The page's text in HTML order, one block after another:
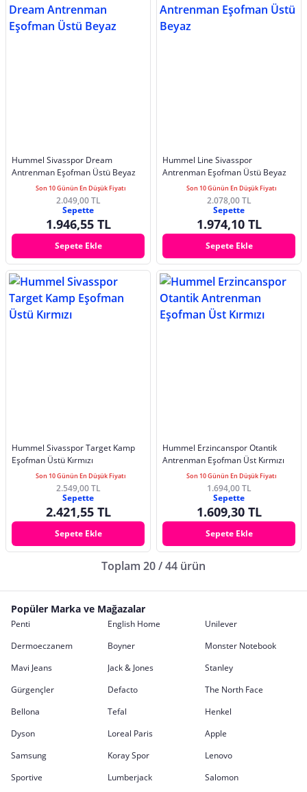
Hummel Sivasspor Dream
Antrenman Eşofman Üstü Beyaz
Son 10 Günün En Düşük Fiyatı
2.049,00 TL
Sepette
1.946,55 TL
Sepete Ekle
Hummel Line Sivasspor
Antrenman Eşofman Üstü Beyaz
Son 10 Günün En Düşük Fiyatı
2.078,00 TL
Sepette
1.974,10 TL
Sepete Ekle
Hummel Sivasspor Target Kamp
Eşofman Üstü Kırmızı
Son 10 Günün En Düşük Fiyatı
2.549,00 TL
Sepette
2.421,55 TL
Sepete Ekle
Hummel Erzincanspor Otantik
Antrenman Eşofman Üst Kırmızı
Son 10 Günün En Düşük Fiyatı
1.694,00 TL
Sepette
1.609,30 TL
Sepete Ekle
Toplam 20 / 44 ürün
Popüler Marka ve Mağazalar
Penti English Home
Unilever
Dermoeczanem
Boyner
Monster Notebook
Mavi Jeans
Jack & Jones
Stanley
Gürgençler
Defacto
The North Face
Bellona
Tefal
Henkel
Dyson
Loreal Paris
Apple
Samsung
Koray Spor
Lenovo
Sportive
Lumberjack
Salomon